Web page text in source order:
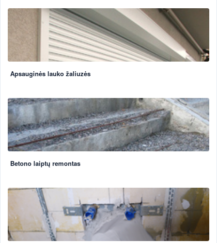
Apsauginės lauko žaliuzės
Betono laiptų remontas